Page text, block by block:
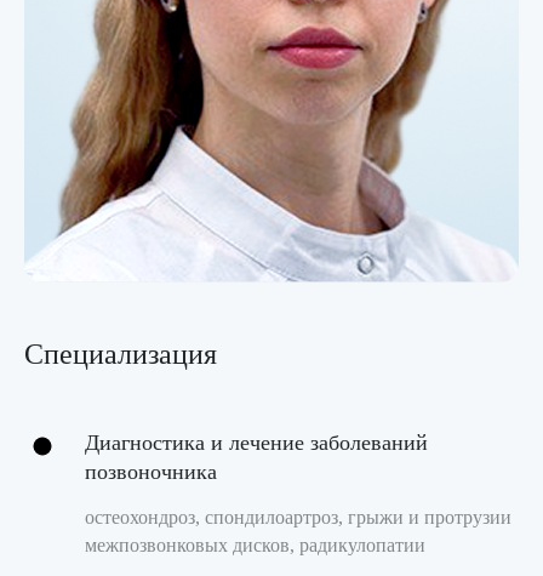
Специализация
Диагностика и лечение заболеваний
позвоночника
остеохондроз, спондилоартроз, грыжи и протрузии
межпозвонковых дисков, радикулопатии